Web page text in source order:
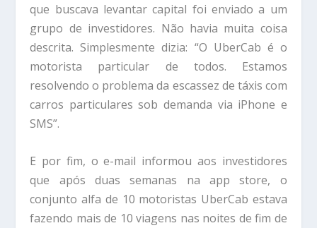
que buscava levantar capital foi enviado a um
grupo de investidores. Não havia muita coisa
descrita. Simplesmente dizia: “O UberCab é o
motorista particular de todos. Estamos
resolvendo o problema da escassez de táxis com
carros particulares sob demanda via iPhone e
SMS”.
E por fim, o e-mail informou aos investidores
que após duas semanas na app store, o
conjunto alfa de 10 motoristas UberCab estava
fazendo mais de 10 viagens nas noites de fim de